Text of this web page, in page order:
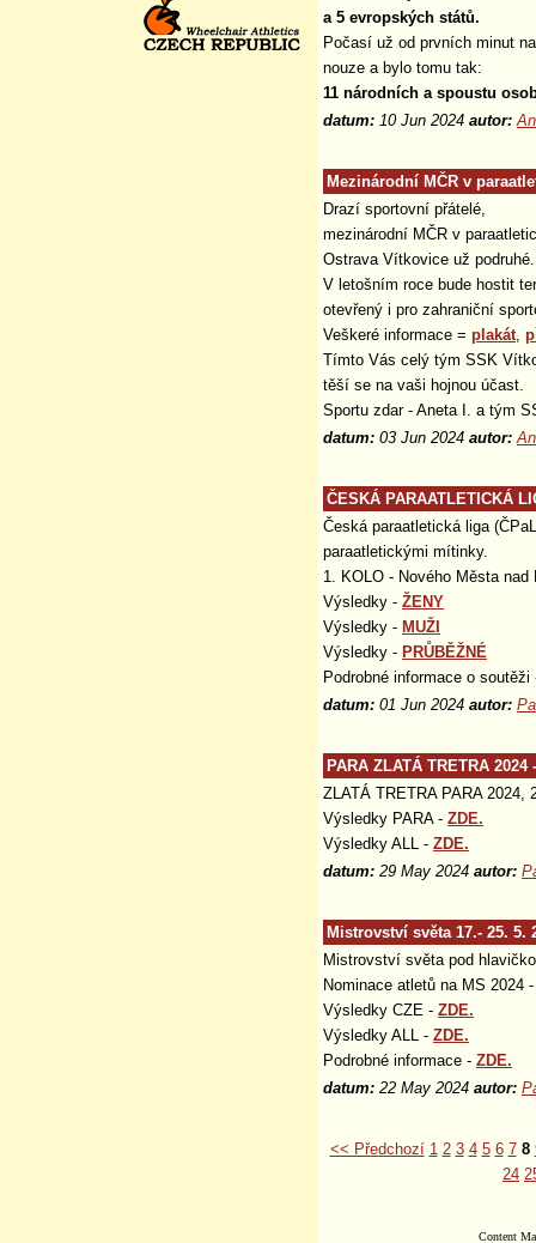
a 5 evropských států.
Počasí už od prvních minut
nouze a bylo tomu tak:
11 národních a spoustu
datum: 10 Jun 2024 autor:
Mezinárodní MČR v
Drazí sportovní přátelé,
mezinárodní MČR v
Ostrava Vítkovice už podruhé.
V letošním roce bude hostit
otevřený i pro zahraniční
Veškeré informace = plakát,
Tímto Vás celý tým SSK
těší se na vaši hojnou účast.
Sportu zdar - Aneta I. a tým
datum: 03 Jun 2024 autor:
ČESKÁ PARAATLETICKÁ
Česká paraatletická liga
paraatletickými mítinky.
1. KOLO - Nového Města nad
Výsledky - ŽENY
Výsledky - MUŽI
Výsledky - PRŮBĚŽNÉ
Podrobné informace o
datum: 01 Jun 2024 autor:
PARA ZLATÁ TRETRA
ZLATÁ TRETRA PARA 2024,
Výsledky PARA - ZDE.
Výsledky ALL - ZDE.
datum: 29 May 2024 autor:
Mistrovství světa 17.- 25. 5.
Mistrovství světa pod
Nominace atletů na MS 2024
Výsledky CZE - ZDE.
Výsledky ALL - ZDE.
Podrobné informace - ZDE.
datum: 22 May 2024 autor:
<< Předchozí 1 2 3 4 5 6 7 8
24
Content